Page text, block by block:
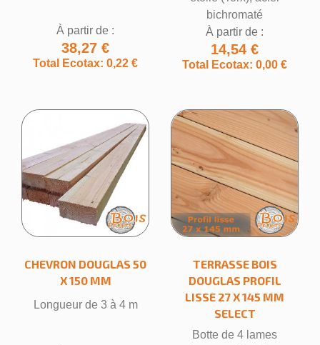
À partir de :
38,27 €
Total Ecotax: 0,22 €
bichromaté
À partir de :
14,54 €
Total Ecotax: 0,00 €
CHEVRON DOUGLAS 50
X 150 MM
Longueur de 3 à 4 m
TERRASSE BOIS
DOUGLAS PROFIL
LISSE 27 X 145 MM
SELECT
Botte de 4 lames
Créer une liste d'envies ×
Nom de la liste d'envies
Créer une liste d'envies